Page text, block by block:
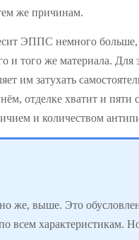
же причинам.
ЭППС немного больше,
и того же материала. Для
им затухать
отделке хватит и пяти
и количеством
же, выше. Это
всем характеристикам.